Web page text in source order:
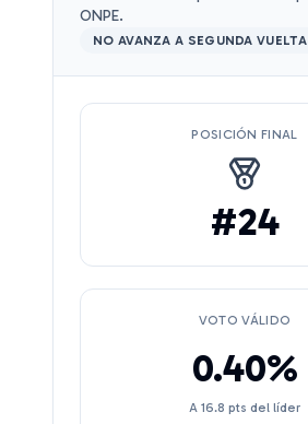
ONPE.
NO AVANZA A SEGUNDA VUELTA
POSICIÓN FINAL
#24
VOTO VÁLIDO
0.40%
A 16.8 pts del líder